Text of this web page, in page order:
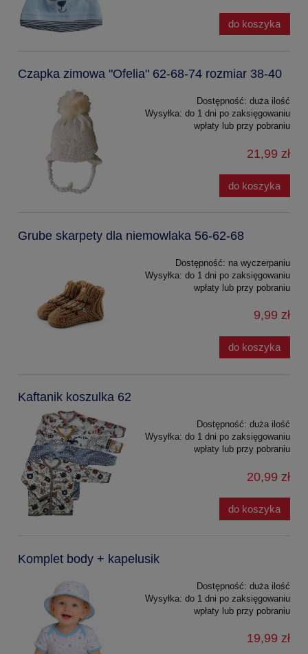
do koszyka
Czapka zimowa "Ofelia" 62-68-74 rozmiar 38-40
Dostępność: duża ilość
Wysyłka: do 1 dni po zaksięgowaniu
wpłaty lub przy pobraniu
21,99 zł
do koszyka
Grube skarpety dla niemowlaka 56-62-68
Dostępność: na wyczerpaniu
Wysyłka: do 1 dni po zaksięgowaniu
wpłaty lub przy pobraniu
9,99 zł
do koszyka
Kaftanik koszulka 62
Dostępność: duża ilość
Wysyłka: do 1 dni po zaksięgowaniu
wpłaty lub przy pobraniu
20,99 zł
do koszyka
Komplet body + kapelusik
Dostępność: duża ilość
Wysyłka: do 1 dni po zaksięgowaniu
wpłaty lub przy pobraniu
19,99 zł